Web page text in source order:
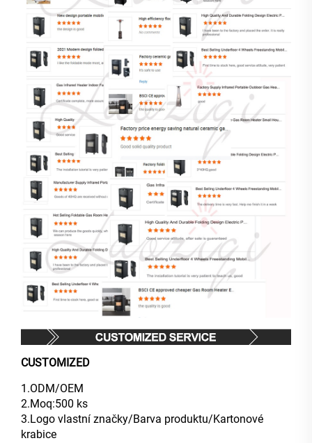
CUSTOMIZED
1.ODM/OEM
2.Moq:500 ks
3.Logo vlastní značky/Barva produktu/Kartonové
krabice